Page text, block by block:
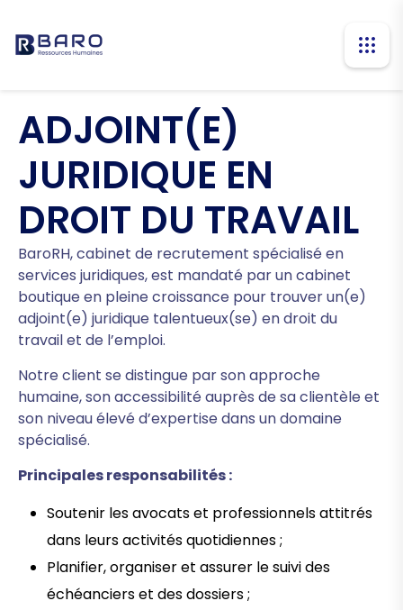
ADJOINT(E)
JURIDIQUE EN
DROIT DU TRAVAIL
BaroRH, cabinet de recrutement spécialisé en
services juridiques, est mandaté par un cabinet
boutique en pleine croissance pour trouver un(e)
adjoint(e) juridique talentueux(se) en droit du
travail et de l’emploi.
Notre client se distingue par son approche
humaine, son accessibilité auprès de sa clientèle et
son niveau élevé d’expertise dans un domaine
spécialisé.
Principales responsabilités :
Soutenir les avocats et professionnels attitrés
dans leurs activités quotidiennes ;
Planifier, organiser et assurer le suivi des
échéanciers et des dossiers ;